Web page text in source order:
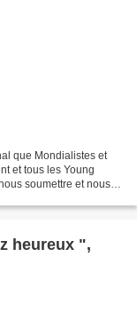
que Mondialistes et
et tous les Young
soumettre et nous
heureux ",